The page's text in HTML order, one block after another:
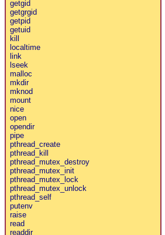
getgid
getgrgid
getpid
getuid
kill
localtime
link
lseek
malloc
mkdir
mknod
mount
nice
open
opendir
pipe
pthread_create
pthread_kill
pthread_mutex_destroy
pthread_mutex_init
pthread_mutex_lock
pthread_mutex_unlock
pthread_self
putenv
raise
read
readdir